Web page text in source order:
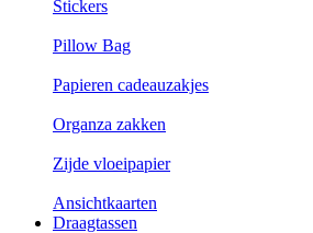
Stickers
Pillow Bag
Papieren cadeauzakjes
Organza zakken
Zijde vloeipapier
Ansichtkaarten
Draagtassen